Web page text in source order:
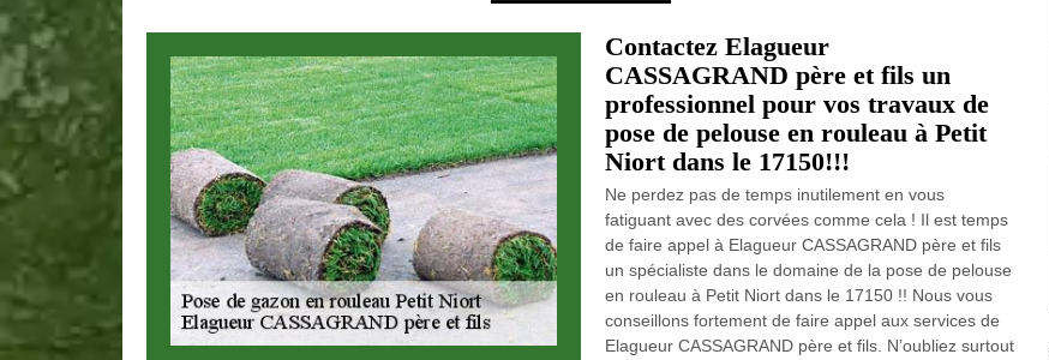
Contactez Elagueur
CASSAGRAND père et fils un
professionnel pour vos travaux de
pose de pelouse en rouleau à Petit
Niort dans le 17150!!!
Ne perdez pas de temps inutilement en vous
fatiguant avec des corvées comme cela ! Il est temps
de faire appel à Elagueur CASSAGRAND père et fils
un spécialiste dans le domaine de la pose de pelouse
en rouleau à Petit Niort dans le 17150 !! Nous vous
conseillons fortement de faire appel aux services de
Elagueur CASSAGRAND père et fils. N’oubliez surtout